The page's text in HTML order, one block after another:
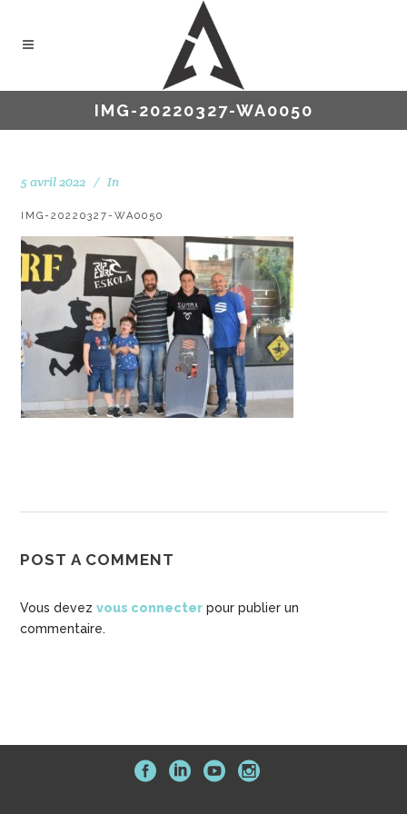
IMG-20220327-WA0050
5 avril 2022 In
IMG-20220327-WA0050
POST A COMMENT
Vous devezvous connecter pour publier un
commentaire.